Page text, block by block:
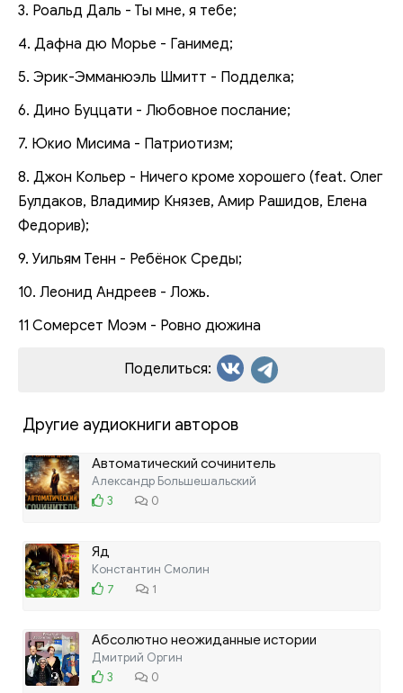
3. Роальд Даль - Ты мне, я тебе;
4. Дафна дю Морье - Ганимед;
5. Эрик-Эмманюэль Шмитт - Подделка;
6. Дино Буццати - Любовное послание;
7. Юкио Мисима - Патриотизм;
8. Джон Кольер - Ничего кроме хорошего (feat. Олег
Булдаков, Владимир Князев, Амир Рашидов, Елена
Федорив);
9. Уильям Тенн - Ребёнок Среды;
10. Леонид Андреев - Ложь.
11 Сомерсет Моэм - Ровно дюжина
Поделиться:
Другие аудиокниги авторов
Автоматический сочинитель
Александр Большешальский
3
0
Яд
Константин Смолин
7
1
Абсолютно неожиданные истории
Дмитрий Оргин
3
0